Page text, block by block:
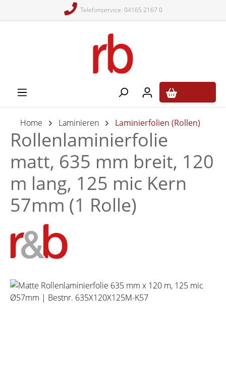
Telefonservice: 04165 2167 0
Home Laminieren Laminierfolien (Rollen)
Rollenlaminierfolie
matt, 635 mm breit, 120
m lang, 125 mic Kern
57mm (1 Rolle)
Bildergalerie überspringen